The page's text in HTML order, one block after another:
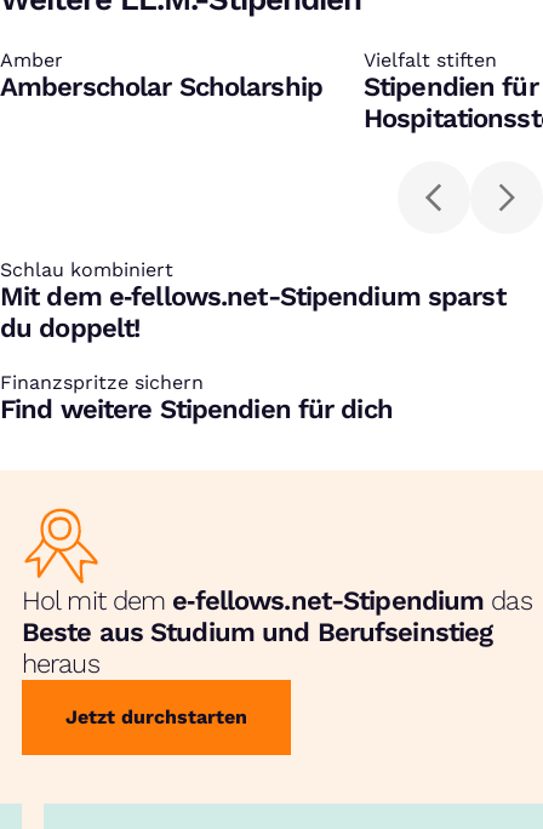
Amber
:
Amberscholar Scholarship
Vielfalt stiften
:
Stipendien für
Schlau kombiniert
:
Mit dem e‑fellows.net-Stipendium sparst
du doppelt!
Finanzspritze sichern
:
Find weitere Stipendien für dich
Hol mit dem e‑fellows.net-Stipendium das
Beste aus Studium und Berufseinstieg
heraus
Jetzt durchstarten